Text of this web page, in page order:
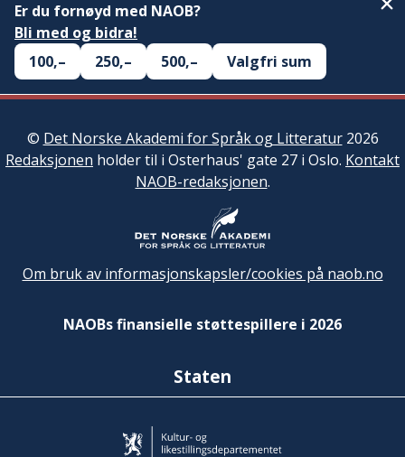
Er du fornøyd med NAOB?
Bli med og bidra!
100,–
250,– 500,– Valgfri sum
© Det Norske Akademi for Språk og Litteratur2026
Redaksjonen holder til i Osterhaus' gate 27 i Oslo. Kontakt
NAOB-redaksjonen.
Om bruk av informasjonskapsler/cookies på naob.no
NAOBs finansielle støttespillere i 2026
Staten